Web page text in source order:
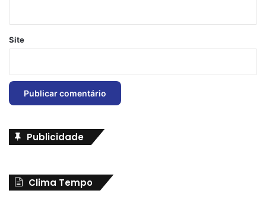
Site
Publicidade
Clima Tempo